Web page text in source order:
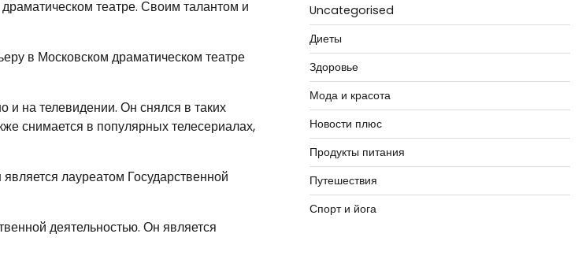
театре. Своим талантом и
в Московском драматическом театре
и на телевидении. Он снялся в таких
снимается в популярных телесериалах,
лауреатом Государственной
деятельностью. Он является
Uncategorised
Диеты
Здоровье
Мода и красота
Новости плюс
Продукты питания
Путешествия
Спорт и йога